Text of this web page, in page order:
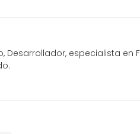
Desarrollador, especialista en